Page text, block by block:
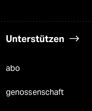
Unterstützen
abo
genossenschaft